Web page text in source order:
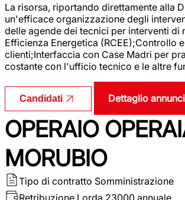
La risorsa, riportando direttamente alla
un'efficace organizzazione degli
delle agende dei tecnici per interventi
Efficienza Energetica (RCEE);Controllo
clienti;Interfaccia con Case Madri per
costante con l'ufficio tecnico e le altre
Candidati Dettaglio
OPERAIO
MORUBIO
Tipo di contratto Somministrazione
Retribuzione Lorda 23000 annuale